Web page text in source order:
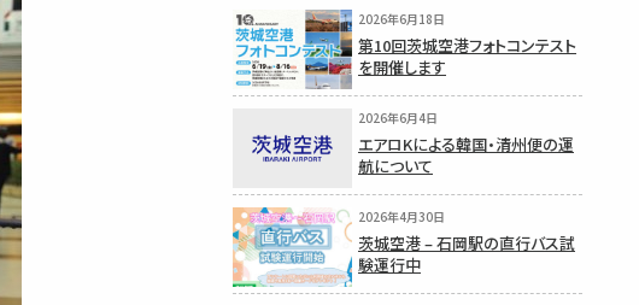
2026年6月18日
第10回茨城空港フォトコンテスト
を開催します
2026年6月4日
エアロKによる韓国・清州便の運
航について
2026年4月30日
茨城空港 – 石岡駅の直行バス試
験運行中